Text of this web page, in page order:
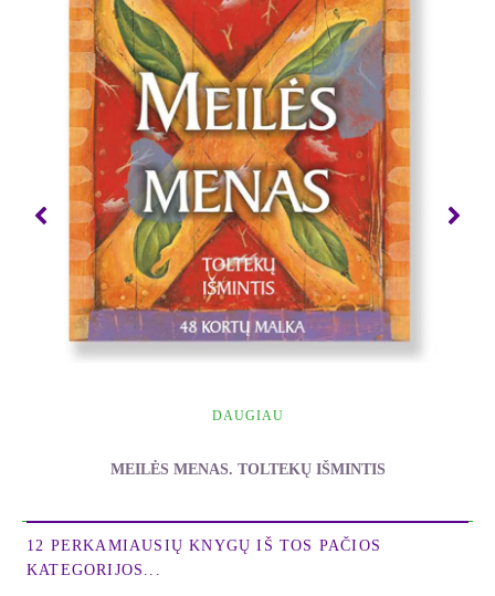
ar paaiškės atsakymai į nerimą kėlusius klausimus,
o gal įgysite įžvalgos ir pajusite pilnatvę...
Unikali ir tikrai įdomi dėlionių sistema atskleis
gyvūnų pasaulio gydomąsias galias, suteiks jėgų bei
pasitikėjimo. Kortos gražiai atrodo, dėliojimai
paprasti, kortų reikšmės įdomiai ir suprantamai
aprašytos knygoje, lengvai įsimenamos.
Indėniškos išminties kortos jau seniai atsidūrė
besidominčių gyvenimo prasme žmonių rankose ir
atvėrė jų širdis dvasiniam pabudimui, gilesnei
įžvalgai bei savojo gyvenimo kelio ieškojimui.
paaiškinama, kaip susirasti savo devynis gyvūnus
(Saulės buveinės dėlionė) ir ką jaučiate Jūs pats
Gyvenimo kelio dėlionė. Naudodamiesi šios
sistemos metodu, geriau suvoksite savo dabartinę
būklę, aiškesnė taps praeitis, išryškės dabarties
DAUGIAU
MEILĖS MENAS. TOLTEKŲ IŠMINTIS
Ruiz Don Miguel
12 PERKAMIAUSIŲ KNYGŲ IŠ TOS PAČIOS
KATEGORIJOS...